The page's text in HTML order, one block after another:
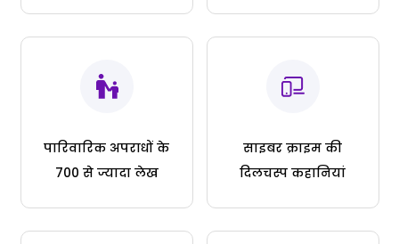
पारिवारिक अपराधों के
700 से ज्यादा लेख
साइबर क्राइम की
दिलचस्प कहानियां